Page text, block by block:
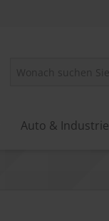
Auto & Industrie